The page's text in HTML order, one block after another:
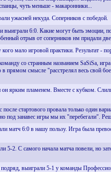
чуть меньше - макаронники...
ужасней некуда. Соперников с победой.
6:0. Какие могут быть эмоции,
отрыв от соперников нм придали
мало игровой практики. Результат -
со странным названием SaSiSa,
смысле "расстрелял весь свой
ярким пламенем. Вместе с кубком.
стартового провала только один
занавес игры мы их "перебегали".
6:0 в нашу пользу. Игра была
2. С самого начала матча повели, но
выиграли 5-1 у команды